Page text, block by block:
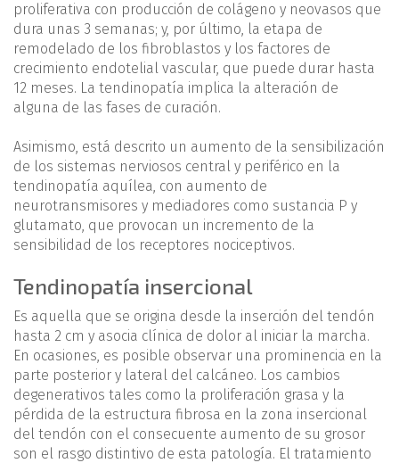
proliferativa con producción de colágeno y neovasos que
dura unas 3 semanas; y, por último, la etapa de
remodelado de los fibroblastos y los factores de
crecimiento endotelial vascular, que puede durar hasta
12 meses. La tendinopatía implica la alteración de
alguna de las fases de curación.
Asimismo, está descrito un aumento de la sensibilización
de los sistemas nerviosos central y periférico en la
tendinopatía aquílea, con aumento de
neurotransmisores y mediadores como sustancia P y
glutamato, que provocan un incremento de la
sensibilidad de los receptores nociceptivos.
Tendinopatía insercional
Es aquella que se origina desde la inserción del tendón
hasta 2 cm y asocia clínica de dolor al iniciar la marcha.
En ocasiones, es posible observar una prominencia en la
parte posterior y lateral del calcáneo. Los cambios
degenerativos tales como la proliferación grasa y la
pérdida de la estructura fibrosa en la zona insercional
del tendón con el consecuente aumento de su grosor
son el rasgo distintivo de esta patología. El tratamiento